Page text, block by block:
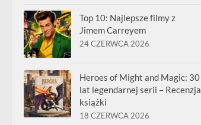
Top 10: Najlepsze filmy z
Jimem Carreyem
24 CZERWCA 2026
Heroes of Might and Magic: 30
lat legendarnej serii – Recenzja
książki
18 CZERWCA 2026